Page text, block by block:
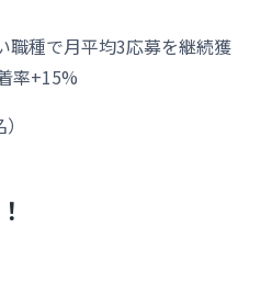
職種で月平均3応募を継続獲
率+15%